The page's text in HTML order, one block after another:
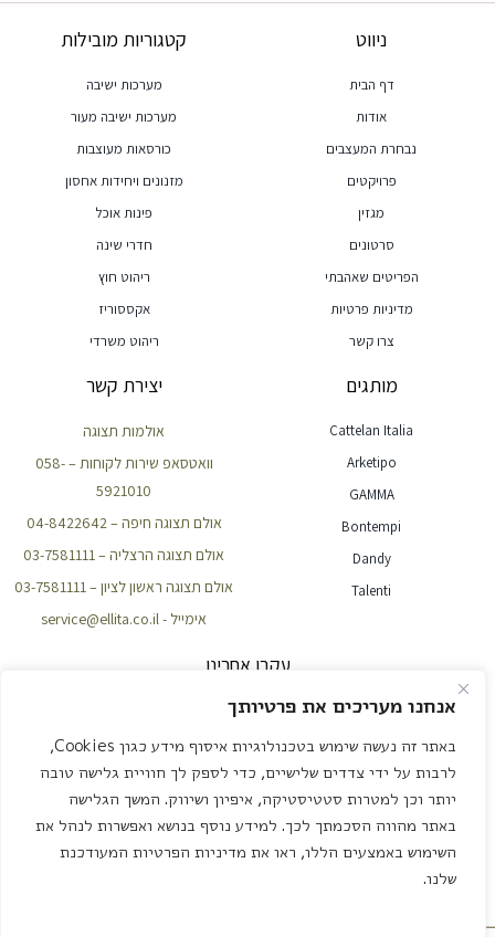
אנחנו מעריכים את פרטיותך
באתר זה נעשה שימוש בטכנולוגיות איסוף מידע כגון Cookies,
לרבות על ידי צדדים שלישיים, כדי לספק לך חוויית גלישה טובה
יותר וכן למטרות סטטיסטיקה, איפיון ושיווק. המשך הגלישה
באתר מהווה הסכמתך לכך. למידע נוסף בנושא ואפשרות לנהל את
השימוש באמצעים הללו, ראו את מדיניות הפרטיות המעודכנת
שלנו.
ניווט
דף הבית
אודות
נבחרת המעצבים
פרויקטים
מגזין
סרטונים
הפריטים שאהבתי
מדיניות פרטיות
צרו קשר
קטגוריות מובילות
מערכות ישיבה
מערכות ישיבה מעור
כורסאות מעוצבות
מזנונים ויחידות אחסון
פינות אוכל
חדרי שינה
ריהוט חוץ
אקססוריז
ריהוט משרדי
מותגים
Cattelan Italia
Arketipo
GAMMA
Bontempi
Dandy
Talenti
יצירת קשר
אולמות תצוגה
וואטסאפ שירות לקוחות – 058-
5921010
אולם תצוגה חיפה – 04-8422642
אולם תצוגה הרצליה – 03-7581111
אולם תצוגה ראשון לציון – 03-7581111
אימייל - service@ellita.co.il
עקבו אחרינו
NEWSLETTER
שליחה